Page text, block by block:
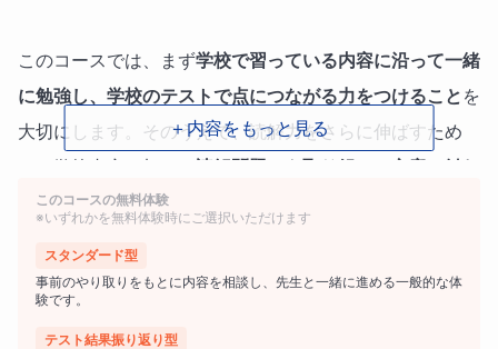
このコースでは、まず学校で習っている内容に沿って一緒
に勉強し、学校のテストで点につながる力をつけること を
大切にします。そのうえで、読解力をさらに伸ばすため
に、学校内容に加えて 読解問題にも取り組み、文章に触れ
る機会を増やしていきます。
授業では、生徒様一人ひとりの理解度や性格、ペースに合
わせて、 優しく寄り添いながら 進めていきます。
学校の教科書内容や授業で学んでいることを確認しなが
＋内容をもっと見る
このコースの無料体験
※いずれかを無料体験時にご選択いただけます
スタンダード型
事前のやり取りをもとに内容を相談し、先生と一緒に進める一般的な体
験です。
テスト結果振り返り型